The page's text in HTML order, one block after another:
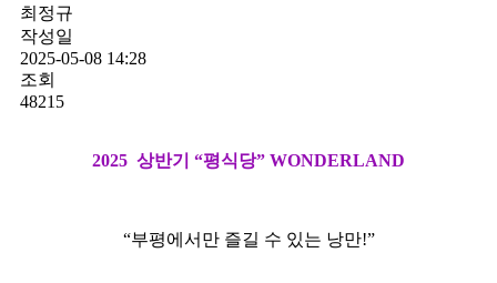
최정규
작성일
2025-05-08 14:28
조회
48215
2025 상반기 “평식당” WONDERLAND
“부평에서만 즐길 수 있는 낭만!”